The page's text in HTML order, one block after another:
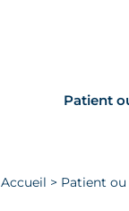
Patient
Accueil > Patient